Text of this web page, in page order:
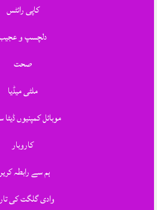
کاپی رائٹس
دلچسپ و
صحت
ملٹی میڈیا
موبائل کمپنیوں
کاروبار
ہم سے رابطہ
وادی گلگت کی